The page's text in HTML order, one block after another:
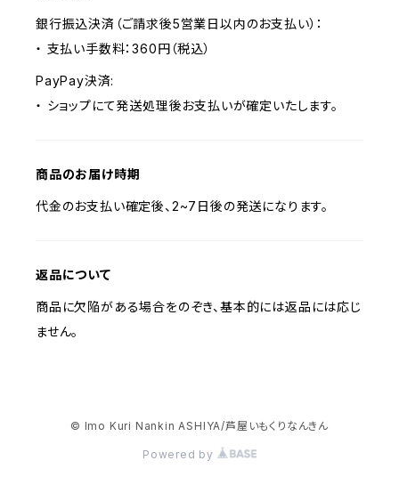
銀行振込決済（ご請求後5営業日以内のお支払い）：
・ 支払い手数料：360円（税込）
PayPay決済:
・ ショップにて発送処理後お支払いが確定いたします。
商品のお届け時期
代金のお支払い確定後、2~7日後の発送になります。
返品について
商品に欠陥がある場合をのぞき、基本的には返品には応じ
ません。
© Imo Kuri Nankin ASHIYA/芦屋いもくりなんきん
Powered by